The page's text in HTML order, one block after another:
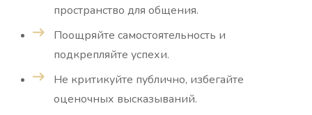
пространство для общения.
Поощряйте самостоятельность и
подкрепляйте успехи.
Не критикуйте публично, избегайте
оценочных высказываний.